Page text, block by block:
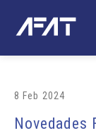
8 Feb 2024
Novedades